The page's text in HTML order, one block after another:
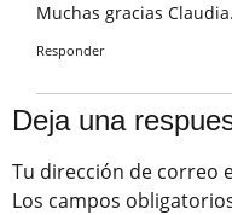
Muchas gracias
Responder
Deja una
Tu dirección de correo
Los campos